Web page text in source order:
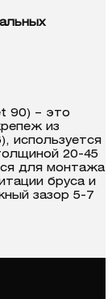
90) – это
из
используется
20-45
для монтажа
бруса и
зазор 5-7